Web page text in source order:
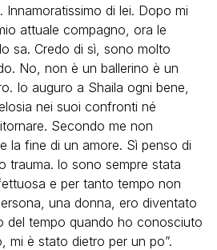
di lei. Dopo mi
attuale compagno, ora le
sa. Credo di sì, sono molto
No, non è un ballerino è un
Io auguro a Shaila ogni bene,
nei suoi confronti né
Secondo me non
la fine di un amore. Sì penso di
trauma. lo sono sempre stata
e per tanto tempo non
una donna, ero diventato
del tempo quando ho conosciuto
mi è stato dietro per un po”.